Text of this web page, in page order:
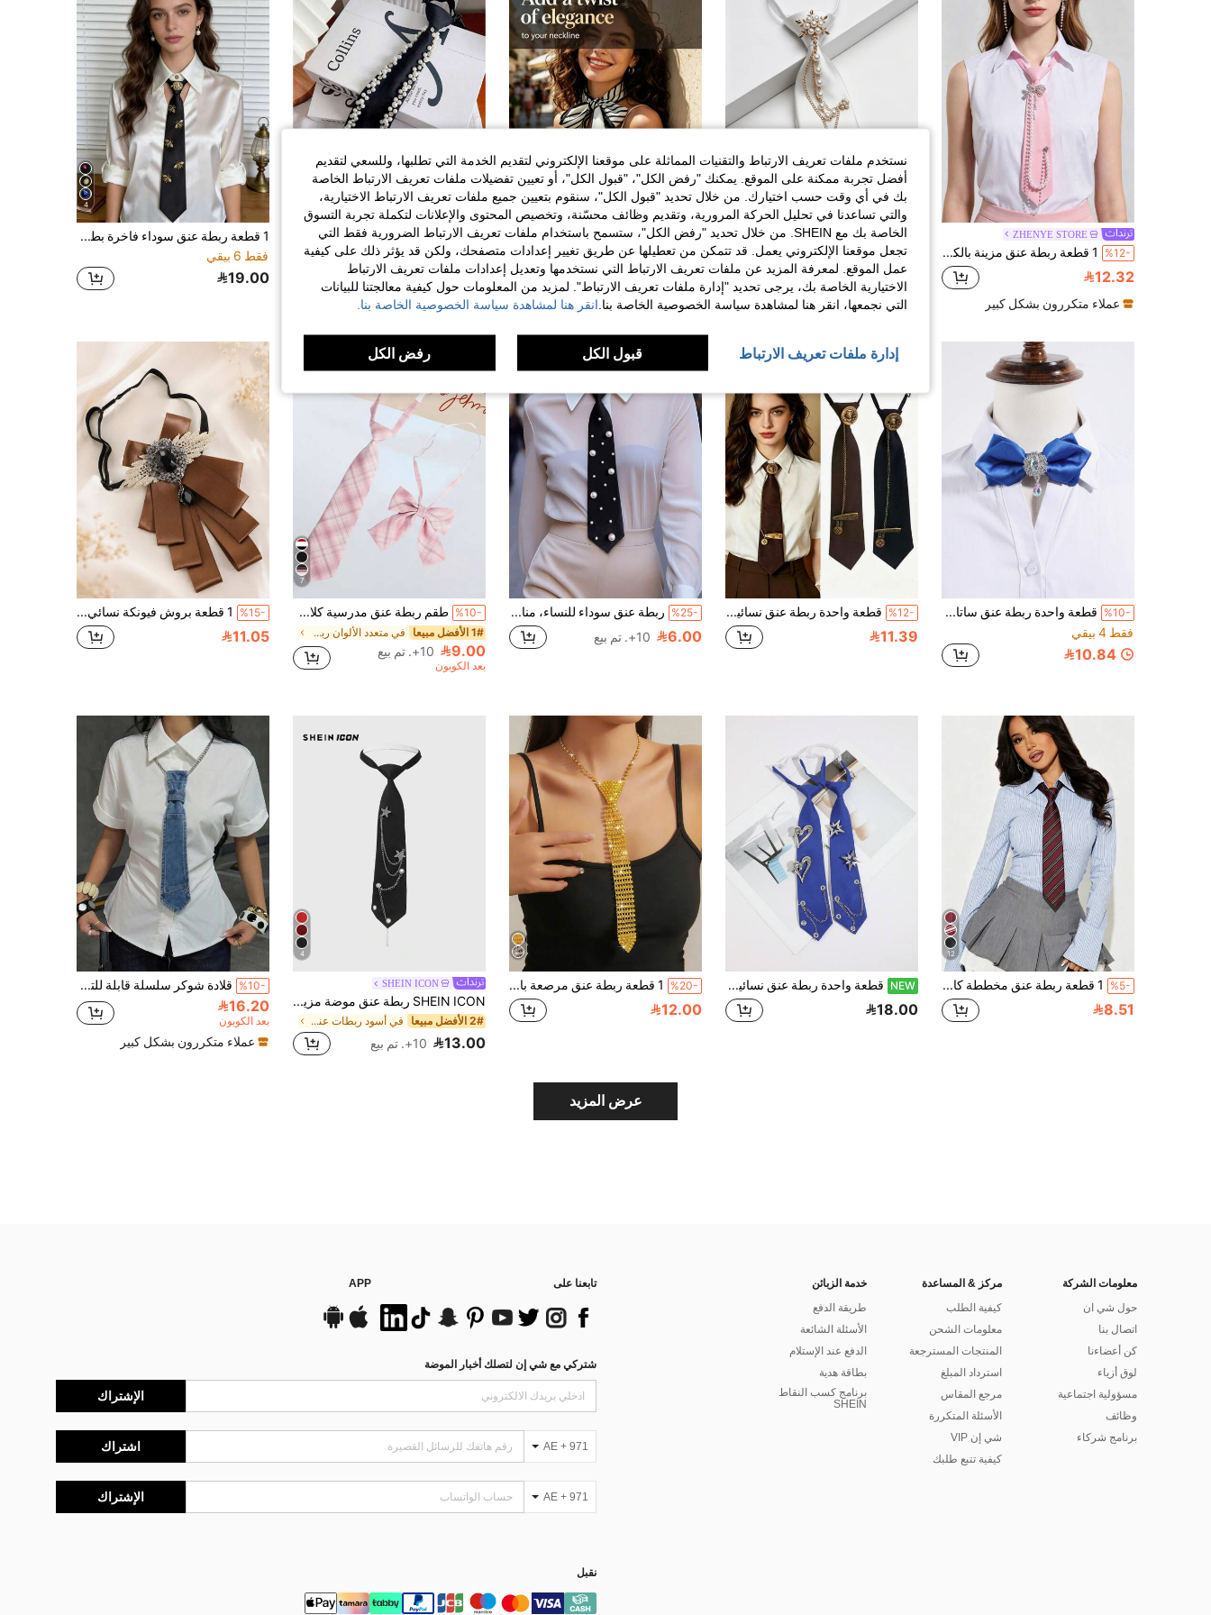
4.84
155
4.84
53
155
4.84
155
ZHENYE STORE
%12- 1 قطعة ربطة عنق مزينة بالكريستال الاصطناعي والسلسلة المزينة باللؤلؤ الاصطناعي للنساء، مناسبة للشارع والمواعدة والتصوير الفوتوغرافي والهدايا وملابس التخرج والديسكو
12.32
عملاء متكررون بشكل كبير
1 قطعة ربطة عنق مزينة بالخرز والزهور غير مخيطة، ربطة عنق مزدوجة الطبقات، مناسبة لملابس الشارع العادية والحفلات والإكسسوارات اليومية. ربطة عنق نسائية، مناسبة لموسم العودة إلى المدرسة وعيد الأم وعيد الميلاد وعيد الحب كهدية للنساء، كهدية للأم، هدية عيد ميلاد، كهدية للأصدقاء، هدية العطلات، تذكار الفعاليات، هدية الحفلات.
10.00
عملاء متكررون بشكل كبير
قطعة واحدة وشاح نسائي بطبعة انسيابية 140*11 سم – متعدد الاستخدامات كربطة عنق، عصابة رأس، غطاء شعر للقمصان والسترات والمكتب والملابس الكاجوال
6.00
%29-
7.10
4
1 قطعة ربطة عنق سوداء فاخرة بطراز Y2K ريترو مزينة بنحلة وأحجار كريمة، ربطة عنق زخرفية فريدة مصنوعة يدويًا للنساء لتنسيقها مع البليزر والقميص
فقط 6 بيقي
19.00
%10-
قطعة واحدة ربطة عنق ساتان بأسلوب المحكمة العتيق للنساء مع قلادة من الأحجار الكريمة، فيونكة من الراينستون باللون الأزرق الملكي، إكسسوار قميص فستان للحفلات والمسرح
فقط 4 بيقي
10.84
%12- قطعة واحدة ربطة عنق نسائية عتيقة فاخرة باللونين البني والأسود مع زينة رأس دب برونزي مستدير، ربطة عنق متعددة الاستخدامات مربوطة مسبقًا، مناسبة للمدرسة والحفلات وأعياد الميلاد ومهرجانات الموسيقى
11.39
%25- ربطة عنق سوداء للنساء، مناسبة لقميص الزي الرسمي والبدلة، ربطة عنق مرتخية للاستخدام اليومي للفستان لديكور عيد الميلاد
6.00 10+. تم بيع
7
%10- طقم ربطة عنق مدرسية كلاسيكية مخططة وربطة فراشة
1# الأفضل مبيعا في متعدد الألوان ربطات عنق نسائية
9.00 10+. تم بيع
بعد الكوبون
%15- 1 قطعة بروش فيونكة نسائي أنيق باللون البني مزين بأحجار كريمة لامعة وتصميم أجنحة متعدد الطبقات، مناسب للقمصان، كاجوال، الشارع، الحفلات، المدرسة، الاستخدام اليومي والمواعدة
11.05
12
%5- 1 قطعة ربطة عنق مخططة كاجوال بريبي للنساء، ربطة عنق حمراء داكنة لزي الهالوين، ربطة عنق مربوطة يدويًا لموسم العودة إلى المدرسة
8.51
NEW قطعة واحدة ربطة عنق نسائية زرقاء ملكية بدون عقدة قابلة للتعديل ضيقة، مع دبوس نجمة وقلب قابل للفصل وتصميم سلسلة معدنية، مناسبة للحفلات والإكسسوارات اليومية
18.00
%20- 1 قطعة ربطة عنق مرصعة بالراين، ربطة عنق موضة للفستان الزفاف، فستان العروس، للأزواج، المناسبات، السفر، الديسكو، حفل التخرج
12.00
4
SHEIN ICON
SHEIN ICON ربطة عنق موضة مزينة بنجمة معدنية خماسية النقاط
2# الأفضل مبيعا في أسود ربطات عنق نسائية
13.00 10+. تم بيع
%10- قلادة شوكر سلسلة قابلة للتعديل بتأثير الجينز قطعة واحدة للنساء، مناسبة للشارع والحفلات والتجمعات والملابس الفريدة والمهرجانات والسفر
16.20
بعد الكوبون
عملاء متكررون بشكل كبير
عرض المزيد
معلومات الشركة
حول شي ان
اتصال بنا
كن أعضاءنا
لوق أزياء
مسؤولية اجتماعية
وظائف
برنامج شركاء
مركز & المساعدة
كيفية الطلب
معلومات الشحن
المنتجات المسترجعة
استرداد المبلغ
مرجع المقاس
الأسئلة المتكررة
شي إن VIP
كيفية تتبع طلبك
خدمة الزبائن
طريقة الدفع
الأسئلة الشائعة
الدفع عند الإستلام
بطاقة هدية
برنامج كسب النقاط
SHEIN
تابعنا على APP
شتركي مع شي إن لتصلك أخبار الموضة
الإشتراك
AE + 971 اشتراك
AE + 971 الإشتراك
نقبل
نستخدم ملفات تعريف الارتباط والتقنيات المماثلة على موقعنا الإلكتروني لتقديم الخدمة التي تطلبها، وللسعي لتقديم
أفضل تجربة ممكنة على الموقع. يمكنك "رفض الكل"، "قبول الكل"، أو تعيين تفضيلات ملفات تعريف الارتباط الخاصة
بك في أي وقت حسب اختيارك. من خلال تحديد "قبول الكل"، سنقوم بتعيين جميع ملفات تعريف الارتباط الاختيارية،
والتي تساعدنا في تحليل الحركة المرورية، وتقديم وظائف محسّنة، وتخصيص المحتوى والإعلانات لتكملة تجربة التسوق
الخاصة بك مع SHEIN. من خلال تحديد "رفض الكل"، ستسمح باستخدام ملفات تعريف الارتباط الضرورية فقط التي
تجعل موقعنا الإلكتروني يعمل. قد تتمكن من تعطيلها عن طريق تغيير إعدادات متصفحك، ولكن قد يؤثر ذلك على كيفية
عمل الموقع. لمعرفة المزيد عن ملفات تعريف الارتباط التي نستخدمها وتعديل إعدادات ملفات تعريف الارتباط
الاختيارية الخاصة بك، يرجى تحديد "إدارة ملفات تعريف الارتباط". لمزيد من المعلومات حول كيفية معالجتنا للبيانات
التي نجمعها، انقر هنا لمشاهدة سياسة الخصوصية الخاصة بنا. انقر هنا لمشاهدة سياسة الخصوصية الخاصة بنا.
إدارة ملفات تعريف الارتباط قبول الكل رفض الكل